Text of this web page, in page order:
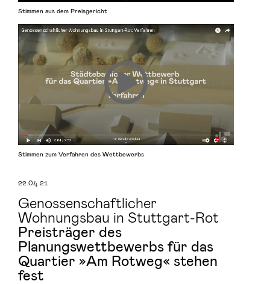
22.04.21
Preisträger des
Planungswettbewerbs für das
Quartier »Am Rotweg« stehen
fest
Genossenschaftlicher
Wohnungsbau in Stuttgart-Rot
Stimmen aus dem Preisgericht
Stimmen zum Verfahren des Wettbewerbs